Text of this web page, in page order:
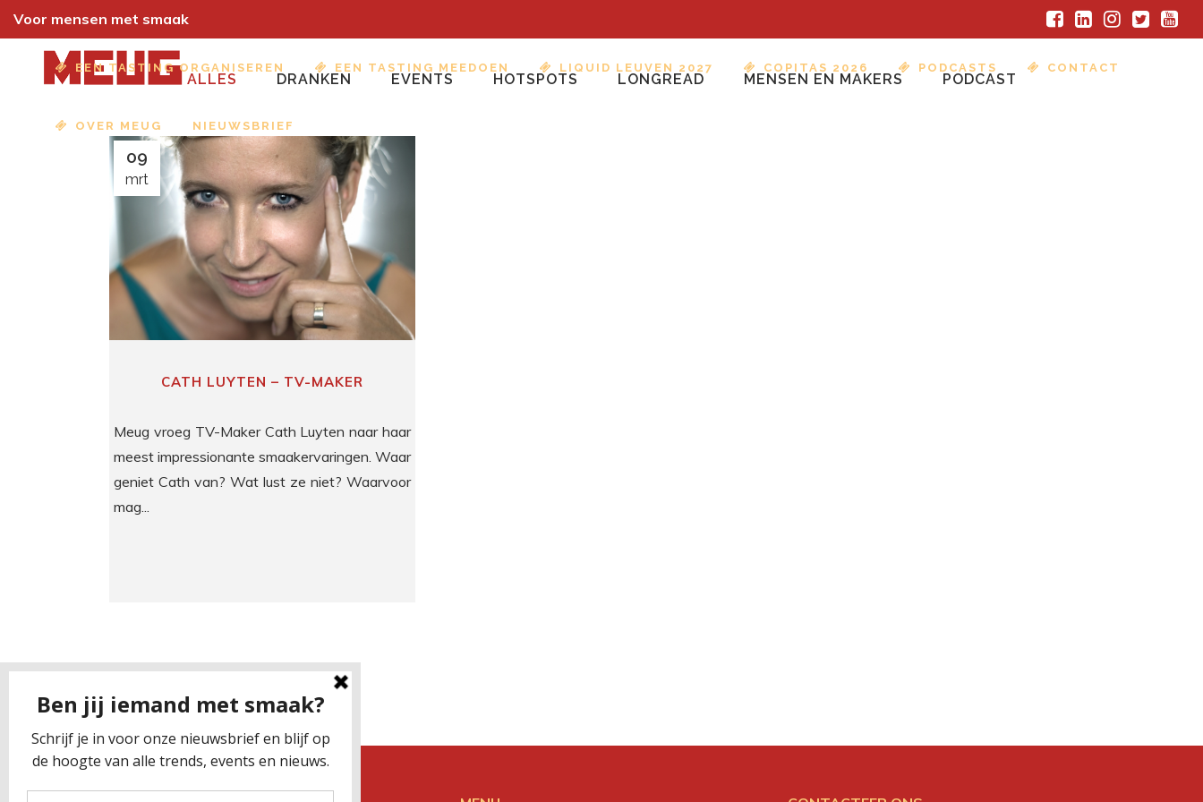
Voor mensen met smaak
EEN TASTING ORGANISEREN EEN TASTING MEEDOEN LIQUID LEUVEN 2027 COPITAS 2026 PODCASTS CONTACT
OVER MEUG NIEUWSBRIEF
ALLES DRANKEN EVENTS HOTSPOTS LONGREAD MENSEN EN MAKERS PODCAST
09
mrt
CATH LUYTEN – TV-MAKER
Meug vroeg TV-Maker Cath Luyten naar haar
meest impressionante smaakervaringen. Waar
geniet Cath van? Wat lust ze niet? Waarvoor
mag...